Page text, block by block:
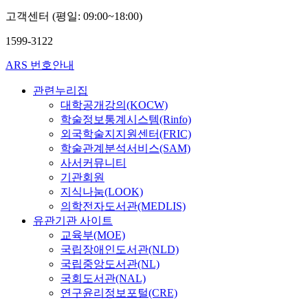
고객센터 (평일: 09:00~18:00)
1599-3122
ARS 번호안내
관련누리집
대학공개강의(KOCW)
학술정보통계시스템(Rinfo)
외국학술지지원센터(FRIC)
학술관계분석서비스(SAM)
사서커뮤니티
기관회원
지식나눔(LOOK)
의학전자도서관(MEDLIS)
유관기관 사이트
교육부(MOE)
국립장애인도서관(NLD)
국립중앙도서관(NL)
국회도서관(NAL)
연구윤리정보포털(CRE)